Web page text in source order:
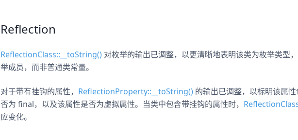
Reflection
ReflectionClass::__toString() 对枚举的输出已调整，以更清晰地表明该类为枚举类型
举成员，而非普通类常量。
对于带有挂钩的属性， ReflectionProperty::__toString() 的输出已调整，以标明该属
否为 final，以及该属性是否为虚拟属性。当类中包含带挂钩的属性时，
应变化。